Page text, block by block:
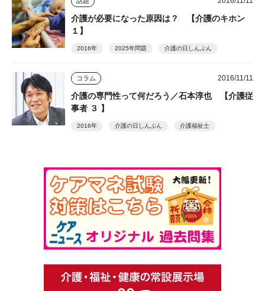
介護が必要になった原因は？ 【介護のキホン
１】
2016年 2025年問題 介護の日しんぶん
コラム 2016/11/11
介護の専門性って何だろう／石本淳也 【介護従
事者 ３ 】
2016年 介護の日しんぶん 介護福祉士